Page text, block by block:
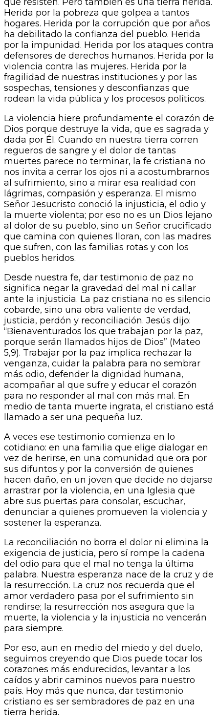
Herida por la pobreza que golpea a tantos
hogares. Herida por la corrupción que por años
ha debilitado la confianza del pueblo. Herida
por la impunidad. Herida por los ataques contra
defensores de derechos humanos. Herida por la
violencia contra las mujeres. Herida por la
fragilidad de nuestras instituciones y por las
sospechas, tensiones y desconfianzas que
rodean la vida pública y los procesos políticos.
La violencia hiere profundamente el corazón de
Dios porque destruye la vida, que es sagrada y
dada por Él. Cuando en nuestra tierra corren
regueros de sangre y el dolor de tantas
muertes parece no terminar, la fe cristiana no
nos invita a cerrar los ojos ni a acostumbrarnos
al sufrimiento, sino a mirar esa realidad con
lágrimas, compasión y esperanza. El mismo
Señor Jesucristo conoció la injusticia, el odio y
la muerte violenta; por eso no es un Dios lejano
al dolor de su pueblo, sino un Señor crucificado
que camina con quienes lloran, con las madres
que sufren, con las familias rotas y con los
pueblos heridos.
Desde nuestra fe, dar testimonio de paz no
significa negar la gravedad del mal ni callar
ante la injusticia. La paz cristiana no es silencio
cobarde, sino una obra valiente de verdad,
justicia, perdón y reconciliación. Jesús dijo:
“Bienaventurados los que trabajan por la paz,
porque serán llamados hijos de Dios” (Mateo
5,9). Trabajar por la paz implica rechazar la
venganza, cuidar la palabra para no sembrar
más odio, defender la dignidad humana,
acompañar al que sufre y educar el corazón
para no responder al mal con más mal. En
medio de tanta muerte ingrata, el cristiano está
llamado a ser una pequeña luz.
A veces ese testimonio comienza en lo
cotidiano: en una familia que elige dialogar en
vez de herirse, en una comunidad que ora por
sus difuntos y por la conversión de quienes
hacen daño, en un joven que decide no dejarse
arrastrar por la violencia, en una Iglesia que
abre sus puertas para consolar, escuchar,
denunciar a quienes promueven la violencia y
sostener la esperanza.
La reconciliación no borra el dolor ni elimina la
exigencia de justicia, pero sí rompe la cadena
del odio para que el mal no tenga la última
palabra. Nuestra esperanza nace de la cruz y de
la resurrección. La cruz nos recuerda que el
amor verdadero pasa por el sufrimiento sin
rendirse; la resurrección nos asegura que la
muerte, la violencia y la injusticia no vencerán
para siempre.
Por eso, aun en medio del miedo y del duelo,
seguimos creyendo que Dios puede tocar los
corazones más endurecidos, levantar a los
caídos y abrir caminos nuevos para nuestro
país. Hoy más que nunca, dar testimonio
cristiano es ser sembradores de paz en una
tierra herida.